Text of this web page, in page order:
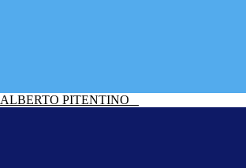
ALBERTO PITENTINO